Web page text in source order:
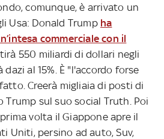
comunque, è arrivato un
Usa: Donald Trump ha
commerciale con il
550 miliardi di dollari negli
al 15%. È "l'accordo forse
Creerà migliaia di posti di
Trump sul suo social Truth. Poi
volta il Giappone apre il
Uniti, persino ad auto, Suv,